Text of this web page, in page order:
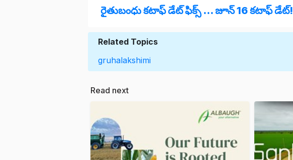
రైతుబంధు కటాఫ్ డేట్ ఫిక్స్ ... జూన్‌ 16 కటాఫ్ డేట్!
Related Topics
gruhalakshimi
Read next